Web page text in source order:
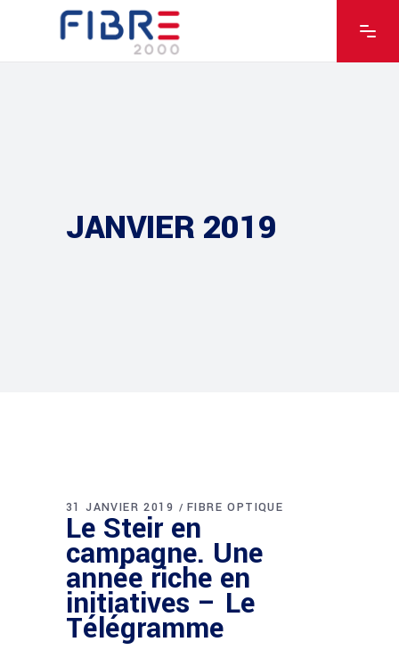
JANVIER 2019
31 JANVIER 2019 FIBRE OPTIQUE
Le Steir en
campagne. Une
année riche en
initiatives – Le
Télégramme